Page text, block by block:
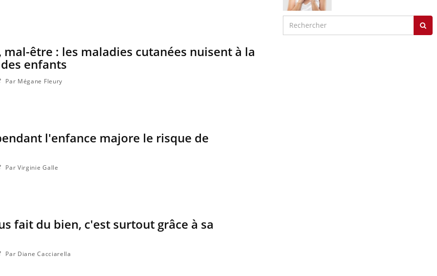
être : les maladies cutanées nuisent à la
enfants
Par Mégane Fleury
l'enfance majore le risque de
Par Virginie Galle
fait du bien, c'est surtout grâce à sa
Par Diane Cacciarella